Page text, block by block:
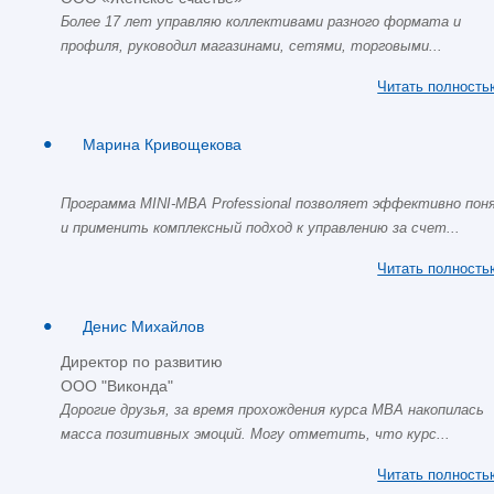
Более 17 лет управляю коллективами разного формата и
профиля, руководил магазинами, сетями, торговыми...
Читать
Марина Кривощекова
Программа MINI-MBA Professional позволяет эффективно
и применить комплексный подход к управлению за счет...
Читать
Денис Михайлов
Директор по развитию
ООО "Виконда"
Дорогие друзья, за время прохождения курса МВА накопилась
масса позитивных эмоций. Могу отметить, что курс...
Читать